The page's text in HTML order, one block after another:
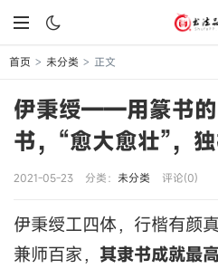
首页 > 未分类 > 正文
伊秉绶——用篆书的
书，“愈大愈壮”，
2021-05-23 分类： 未分类 评论(0)
伊秉绶工四体，行楷有颜
兼师百家， 其隶书成就最